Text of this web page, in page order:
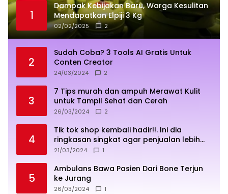
1
Dampak Kebijakan Baru, Warga Kesulitan
Mendapatkan Elpiji 3 Kg
02/02/2025 2
2
Sudah Coba? 3 Tools AI Gratis Untuk
Conten Creator
24/03/2024 2
3
7 Tips murah dan ampuh Merawat Kulit
untuk Tampil Sehat dan Cerah
26/03/2024 2
4
Tik tok shop kembali hadir!!. Ini dia
ringkasan singkat agar penjualan lebih
sukses
21/03/2024 1
5
Ambulans Bawa Pasien Dari Bone Terjun
ke Jurang
26/03/2024 1